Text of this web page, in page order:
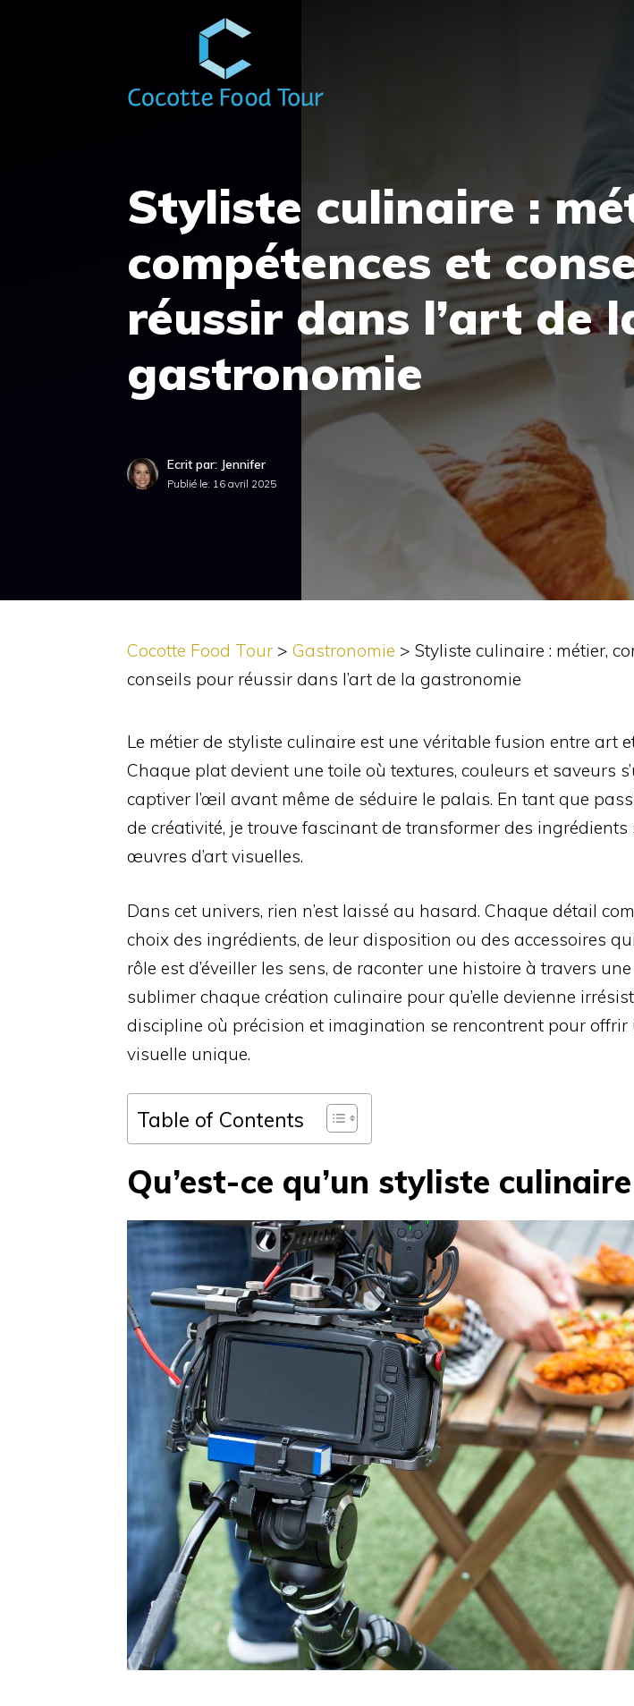
Styliste culinaire :
compétences et
réussir dans l’art de
gastronomie
Ecrit par: Jennifer
Publié le: 16 avril 2025
Cocotte Food Tour > Gastronomie > Styliste culinaire : métier,
conseils pour réussir dans l’art de la gastronomie
Le métier de styliste culinaire est une véritable fusion entre art
Chaque plat devient une toile où textures, couleurs et saveurs
captiver l’œil avant même de séduire le palais. En tant que
de créativité, je trouve fascinant de transformer des
œuvres d’art visuelles.
Dans cet univers, rien n’est laissé au hasard. Chaque détail
choix des ingrédients, de leur disposition ou des accessoires
rôle est d’éveiller les sens, de raconter une histoire à travers
sublimer chaque création culinaire pour qu’elle devienne
discipline où précision et imagination se rencontrent pour offrir
visuelle unique.
Table of Contents
Qu’est-ce qu’un styliste